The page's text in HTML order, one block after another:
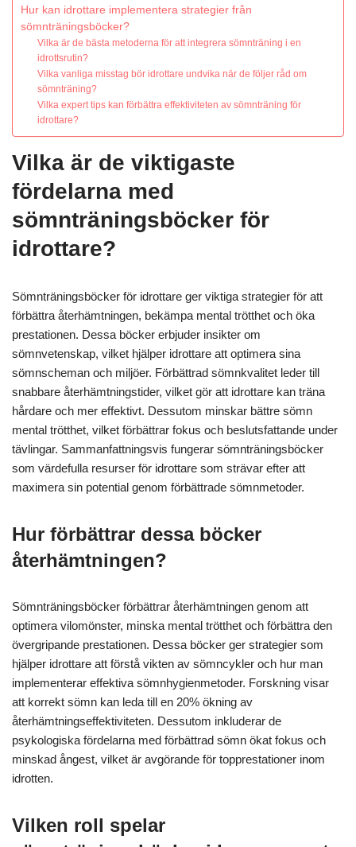
Hur kan idrottare implementera strategier från
sömnträningsböcker?
Vilka är de bästa metoderna för att integrera sömnträning i en
idrottsrutin?
Vilka vanliga misstag bör idrottare undvika när de följer råd om
sömnträning?
Vilka expert tips kan förbättra effektiviteten av sömnträning för
idrottare?
Vilka är de viktigaste
fördelarna med
sömnträningsböcker för
idrottare?
Sömnträningsböcker för idrottare ger viktiga strategier för att
förbättra återhämtningen, bekämpa mental trötthet och öka
prestationen. Dessa böcker erbjuder insikter om
sömnvetenskap, vilket hjälper idrottare att optimera sina
sömnscheman och miljöer. Förbättrad sömnkvalitet leder till
snabbare återhämtningstider, vilket gör att idrottare kan träna
hårdare och mer effektivt. Dessutom minskar bättre sömn
mental trötthet, vilket förbättrar fokus och beslutsfattande under
tävlingar. Sammanfattningsvis fungerar sömnträningsböcker
som värdefulla resurser för idrottare som strävar efter att
maximera sin potential genom förbättrade sömnmetoder.
Hur förbättrar dessa böcker
återhämtningen?
Sömnträningsböcker förbättrar återhämtningen genom att
optimera vilomönster, minska mental trötthet och förbättra den
övergripande prestationen. Dessa böcker ger strategier som
hjälper idrottare att förstå vikten av sömncykler och hur man
implementerar effektiva sömnhygienmetoder. Forskning visar
att korrekt sömn kan leda till en 20% ökning av
återhämtningseffektiviteten. Dessutom inkluderar de
psykologiska fördelarna med förbättrad sömn ökat fokus och
minskad ångest, vilket är avgörande för topprestationer inom
idrotten.
Vilken roll spelar